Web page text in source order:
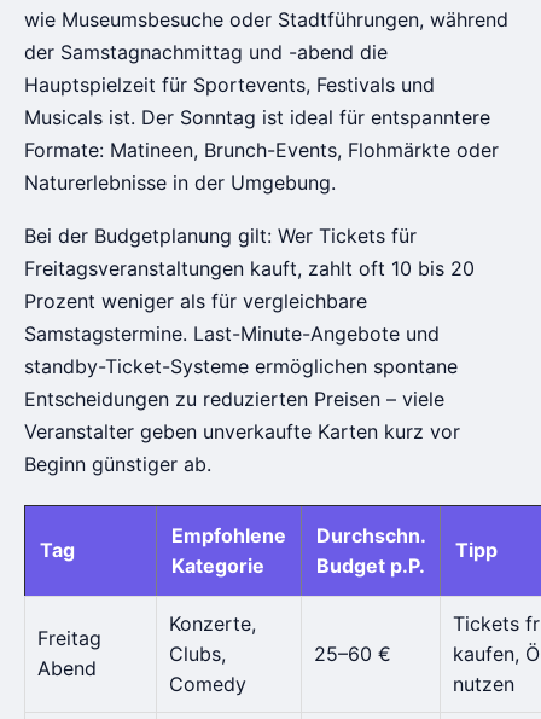
wie Museumsbesuche oder Stadtführungen, während
der Samstagnachmittag und -abend die
Hauptspielzeit für Sportevents, Festivals und
Musicals ist. Der Sonntag ist ideal für entspanntere
Formate: Matineen, Brunch-Events, Flohmärkte oder
Naturerlebnisse in der Umgebung.
Bei der Budgetplanung gilt: Wer Tickets für
Freitagsveranstaltungen kauft, zahlt oft 10 bis 20
Prozent weniger als für vergleichbare
Samstagstermine. Last-Minute-Angebote und
standby-Ticket-Systeme ermöglichen spontane
Entscheidungen zu reduzierten Preisen – viele
Veranstalter geben unverkaufte Karten kurz vor
Beginn günstiger ab.
Tag
Empfohlene
Kategorie
Durchschn.
Budget p.P.
Tipp
Freitag
Abend
Konzerte,
Clubs,
Comedy
25–60 €
Tickets
kaufen,
nutzen